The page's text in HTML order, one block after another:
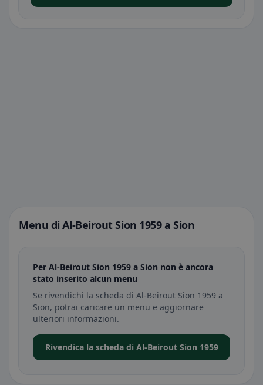
Menu di Al-Beirout Sion 1959 a Sion
Per Al-Beirout Sion 1959 a Sion non è ancora
stato inserito alcun menu
Se rivendichi la scheda di Al-Beirout Sion 1959 a
Sion, potrai caricare un menu e aggiornare
ulteriori informazioni.
Rivendica la scheda di Al-Beirout Sion 1959